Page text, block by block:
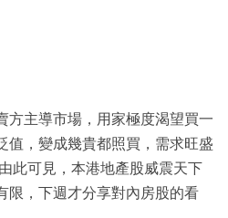
方主導市場，用家極度渴望買一
值，變成幾貴都照買，需求旺盛
此可見，本港地產股威震天下
限，下週才分享對內房股的看